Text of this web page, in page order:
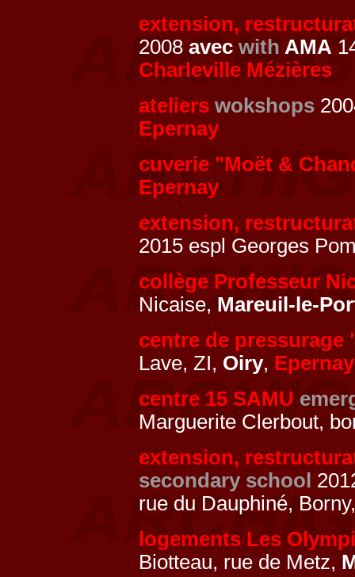
extension,
2008 avec with AMA
Charleville Mézières
ateliers wokshops
Epernay
cuverie "Moët &
Epernay
extension,
2015 espl Georges
collège Professeur
Nicaise, Mareuil-le-
centre de pressurage
Lave, ZI, Oiry, Epernay
centre 15 SAMU
Marguerite Clerbout,
extension,
secondary school
rue du Dauphiné,
logements Les
Biotteau, rue de Metz,